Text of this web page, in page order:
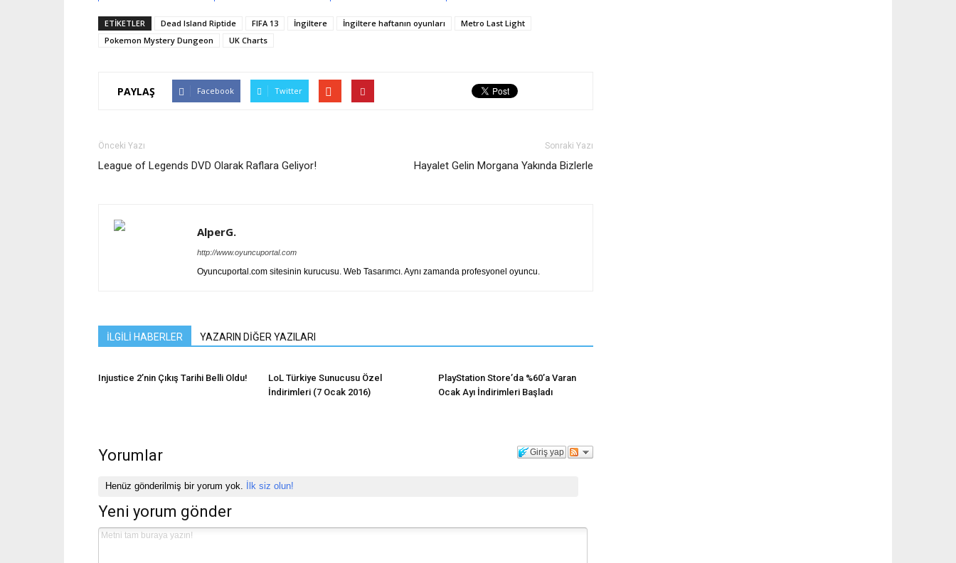
ETİKETLER Dead Island Riptide FIFA 13 İngiltere İngiltere haftanın oyunları
Metro Last Light
Pokemon Mystery Dungeon
UK Charts
PAYLAŞ Facebook Twitter
Önceki Yazı
League of Legends DVD Olarak Raflara Geliyor!
Sonraki Yazı
Hayalet Gelin Morgana Yakında Bizlerle
AlperG.
http://www.oyuncuportal.com
Oyuncuportal.com sitesinin kurucusu. Web Tasarımcı. Aynı zamanda profesyonel oyuncu.
İLGİLİ HABERLER YAZARIN DİĞER YAZILARI
Injustice 2’nin Çıkış Tarihi Belli Oldu!
LoL Türkiye Sunucusu Özel
İndirimleri (7 Ocak 2016)
PlayStation Store’da %60’a Varan
Ocak Ayı İndirimleri Başladı
Giriş yap
Yorumlar
Henüz gönderilmiş bir yorum yok. İlk siz olun!
Yeni yorum gönder